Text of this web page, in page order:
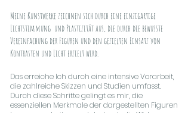
Meine Kunstwerke zeichnen sich durch eine einzigartige
Lichtstimmung und Plastizität aus, die durch die bewusste
Vereinfachung der Figuren und den gezielten Einsatz von
Kontrasten und Licht erzielt wird.
Das erreiche Ich durch eine intensive Vorarbeit,
die zahlreiche Skizzen und Studien umfasst.
Durch diese Schritte gelingt es mir, die
essenziellen Merkmale der dargestellten Figuren